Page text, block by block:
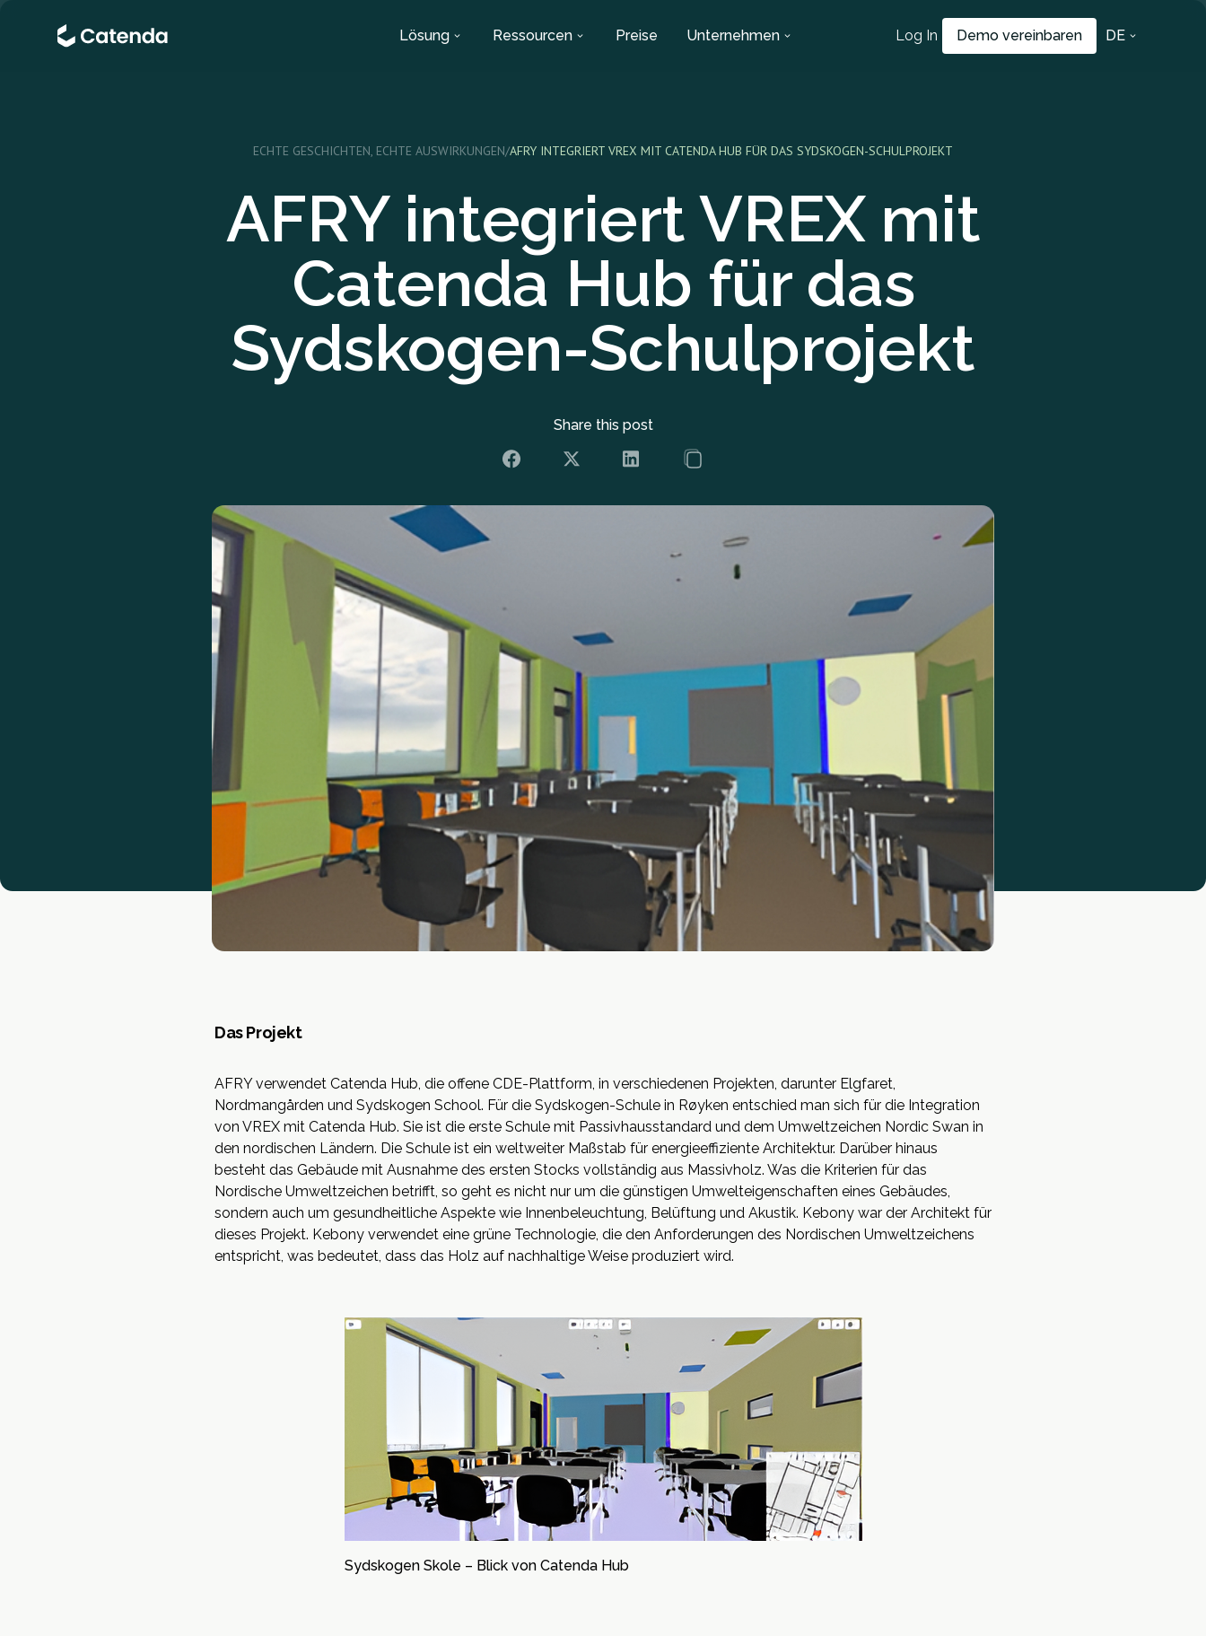
Lösung Ressourcen Preise Unternehmen Log In Demo vereinbaren DE
ECHTE GESCHICHTEN, ECHTE AUSWIRKUNGEN/AFRY INTEGRIERT VREX MIT CATENDA HUB FÜR DAS SYDSKOGEN-SCHULPROJEKT
AFRY integriert VREX mit
Catenda Hub für das
Sydskogen-Schulprojekt
Share this post
Das Projekt
AFRY verwendet Catenda Hub, die offene CDE-Plattform, in verschiedenen Projekten, darunter Elgfaret,
Nordmangården und Sydskogen School. Für die Sydskogen-Schule in Røyken entschied man sich für die Integration
von VREX mit Catenda Hub. Sie ist die erste Schule mit Passivhausstandard und dem Umweltzeichen Nordic Swan in
den nordischen Ländern. Die Schule ist ein weltweiter Maßstab für energieeffiziente Architektur. Darüber hinaus
besteht das Gebäude mit Ausnahme des ersten Stocks vollständig aus Massivholz. Was die Kriterien für das
Nordische Umweltzeichen betrifft, so geht es nicht nur um die günstigen Umwelteigenschaften eines Gebäudes,
sondern auch um gesundheitliche Aspekte wie Innenbeleuchtung, Belüftung und Akustik. Kebony war der Architekt für
dieses Projekt. Kebony verwendet eine grüne Technologie, die den Anforderungen des Nordischen Umweltzeichens
entspricht, was bedeutet, dass das Holz auf nachhaltige Weise produziert wird.
Sydskogen Skole – Blick von Catenda Hub